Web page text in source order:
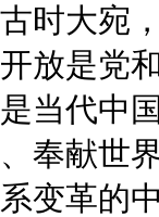
大宛，
放是党
当代中
奉献世
变革的